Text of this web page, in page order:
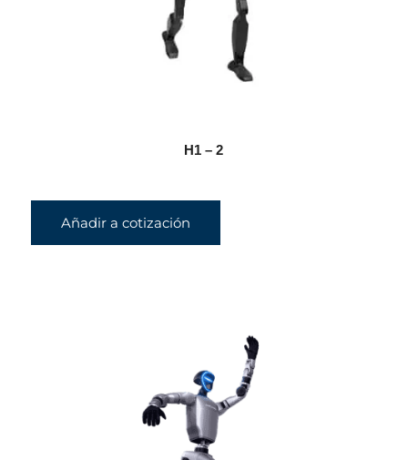
H1 – 2
Añadir a cotización